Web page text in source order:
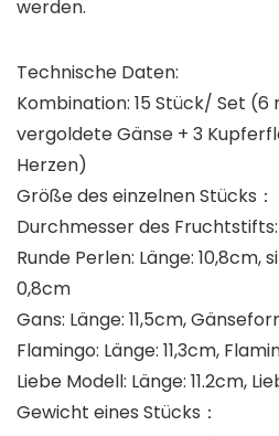
werden.
Technische Daten:
Kombination: 15 Stück/ Set
vergoldete Gänse + 3
Herzen)
Größe des einzelnen Stücks：
Durchmesser des
Runde Perlen: Länge: 10,8cm,
0,8cm
Gans: Länge: 11,5cm,
Flamingo: Länge: 11,3cm,
Liebe Modell: Länge: 11.2cm,
Gewicht eines Stücks：